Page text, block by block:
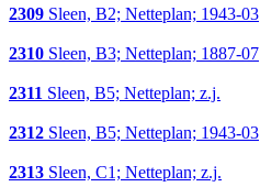
2309 Sleen, B2; Netteplan; 1943-03
2310 Sleen, B3; Netteplan; 1887-07
2311 Sleen, B5; Netteplan; z.j.
2312 Sleen, B5; Netteplan; 1943-03
2313 Sleen, C1; Netteplan; z.j.